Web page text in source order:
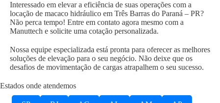
Interessado em elevar a eficiência de suas operações com a
locação de macaco hidráulico em Três Barras do Paraná – PR?
Não perca tempo! Entre em contato agora mesmo com a
Manuttech e solicite uma cotação personalizada.
Nossa equipe especializada está pronta para oferecer as melhores
soluções de elevação para o seu negócio. Não deixe que os
desafios de movimentação de cargas atrapalhem o seu sucesso.
Estados onde atendemos